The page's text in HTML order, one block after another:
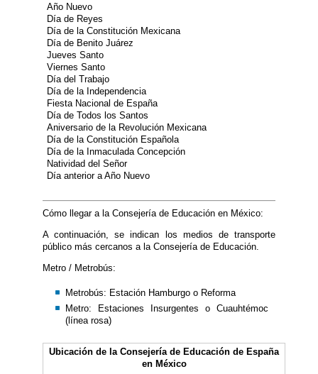
Año Nuevo
Día de Reyes
Día de la Constitución Mexicana
Día de Benito Juárez
​​Jueves Santo
Viernes Santo
Día del Trabajo
Día de la Independencia
Fiesta Nacional de España
Día de Todos los Santos​
Aniversario de la Revolución Mexicana
Día de la Constitución Española
Día de la Inmaculada Concepción
Natividad del Señor​​
Día anterior a Año Nuevo
Cómo llegar a la Consejería de Educación en México:
A continuación, se indican los medios de transporte
público más cercanos a la Consejería de Educación.
Metro / Metrobús:
Metrobús: Estación Hamburgo o Reforma
Metro: Estaciones Insurgentes o Cuauhtémoc
(línea rosa)
Ubicación de la Consejería de Educación de España
en México